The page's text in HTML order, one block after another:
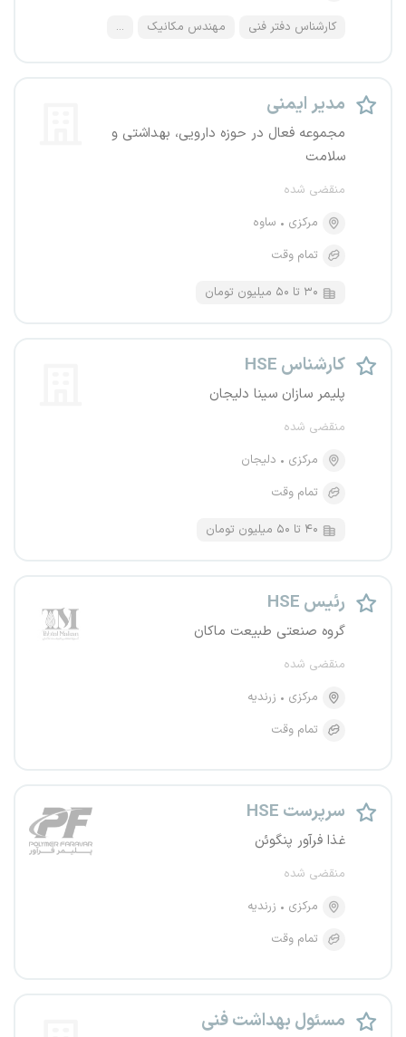
کارشناس دفتر فنی مهندس مکانیک ...
مدیر ایمنی
مجموعه فعال در حوزه دارویی، بهداشتی و
سلامت
منقضی شده
مرکزی
ساوه
تمام وقت
۳۰ تا ۵۰ میلیون تومان
کارشناس HSE
پلیمر سازان سینا دلیجان
منقضی شده
مرکزی
دلیجان
تمام وقت
۴۰ تا ۵۰ میلیون تومان
رئیس HSE
گروه صنعتی طبیعت ماکان
منقضی شده
مرکزی
زرندیه
تمام وقت
سرپرست HSE
غذا فرآور پنگوئن
منقضی شده
مرکزی
زرندیه
تمام وقت
مسئول بهداشت فنی